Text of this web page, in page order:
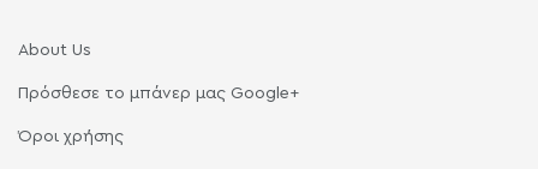
About Us
Πρόσθεσε το μπάνερ μας Google+
Όροι χρήσης